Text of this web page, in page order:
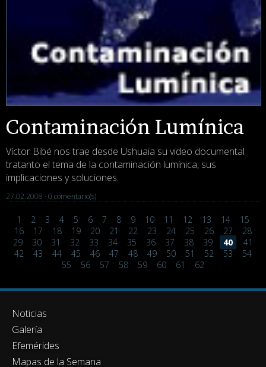
Contaminación Lumínica
Víctor Bibé nos trae desde Ushuaia su video documental
tratanto el tema de la contaminación lumínica, sus
implicaciones y soluciones.
27.02.2008 · 0 comentario(s)
1 2 3 4 5 6 7 8 9 10 11 12 13 14
15
16
17 18 19 20 21 22 23 24 25 26 27
28
29
30 31 32 33 34 35 36 37 38 39 40
41
42
43 44 45 46 47 48 49 50 51 52 53
54
55
56 57 58 59 60 61 62
Noticias
Galería
Efemérides
Mapas de la Semana